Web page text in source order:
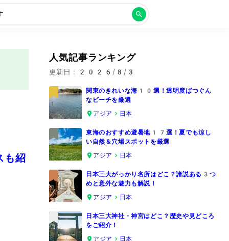
も紹
人気記事ランキング
更新日： 2026/8/3
1
関東のきれいな海10選！透明度ばつぐん
なビーチを厳選
アジア
日本
2
東海のおすすめ避暑地17選！夏でも涼し
い自然＆穴場スポットを厳選
アジア
日本
3
日本三大がっかり名所はどこ？諸説ある3つ
めと意外な魅力も解説！
アジア
日本
4
日本三大神社・神宮はどこ？歴史や見どころ
をご紹介！
アジア
日本